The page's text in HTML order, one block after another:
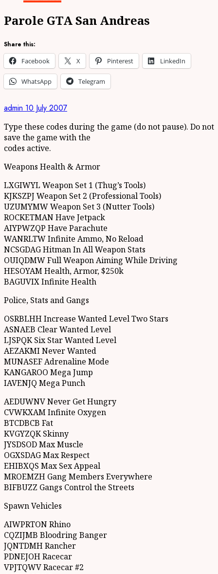
Parole GTA San Andreas
Share this:
Facebook
X Pinterest LinkedIn
WhatsApp Telegram
admin 10 July 2007
Type these codes during the game (do not pause). Do not
save the game with the
codes active.
Weapons Health & Armor
LXGIWYL Weapon Set 1 (Thug’s Tools)
KJKSZPJ Weapon Set 2 (Professional Tools)
UZUMYMW Weapon Set 3 (Nutter Tools)
ROCKETMAN Have Jetpack
AIYPWZQP Have Parachute
WANRLTW Infinite Ammo, No Reload
NCSGDAG Hitman In All Weapon Stats
OUIQDMW Full Weapon Aiming While Driving
HESOYAM Health, Armor, $250k
BAGUVIX Infinite Health
Police, Stats and Gangs
OSRBLHH Increase Wanted Level Two Stars
ASNAEB Clear Wanted Level
LJSPQK Six Star Wanted Level
AEZAKMI Never Wanted
MUNASEF Adrenaline Mode
KANGAROO Mega Jump
IAVENJQ Mega Punch
AEDUWNV Never Get Hungry
CVWKXAM Infinite Oxygen
BTCDBCB Fat
KVGYZQK Skinny
JYSDSOD Max Muscle
OGXSDAG Max Respect
EHIBXQS Max Sex Appeal
MROEMZH Gang Members Everywhere
BIFBUZZ Gangs Control the Streets
Spawn Vehicles
AIWPRTON Rhino
CQZIJMB Bloodring Banger
JQNTDMH Rancher
PDNEJOH Racecar
VPJTQWV Racecar #2